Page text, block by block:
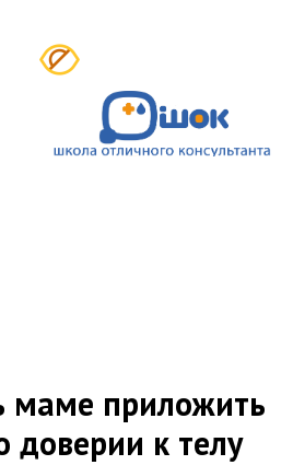
маме приложить
доверии к телу